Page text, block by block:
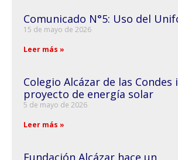
Comunicado N°5: Uso del
15 de mayo de 2026
Leer más »
Colegio Alcázar de las Condes
proyecto de energía solar
5 de mayo de 2026
Leer más »